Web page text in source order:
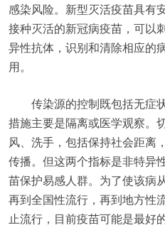
感染风险。新型灭活疫苗具有
接种灭活的新冠病疫苗，可以
异性抗体，识别和清除相应的
用。
传染源的控制既包括无症
措施主要是隔离或医学观察。
风、洗手，包括保持社会距离
传播。但这两个指标是非特异
苗保护易感人群。为了使该病
再到全国性流行，再到地方性
止流行，目前疫苗可能是最好的